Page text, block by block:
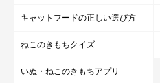
キャットフードの正しい選び方
ねこのきもちクイズ
いぬ・ねこのきもちアプリ